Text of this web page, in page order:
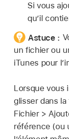
Si vous
qu’il
Astuce :
un fichier ou
iTunes pour
Lorsque vous
glisser dans
Fichier >
référence (ou